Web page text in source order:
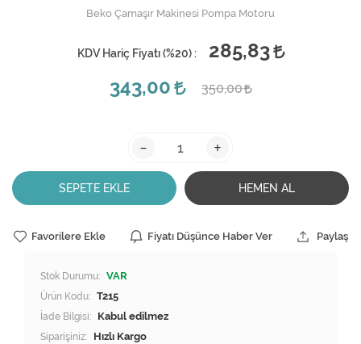
Beko Çamaşır Makinesi Pompa Motoru
KDV Hariç Fiyatı (%20) :
285,83
343,00
350,00
- +
SEPETE EKLE HEMEN AL
Favorilere Ekle Fiyatı Düşünce Haber Ver Paylaş
Stok Durumu: VAR
Ürün Kodu: T215
İade Bilgisi:
Siparişiniz: Hızlı Kargo